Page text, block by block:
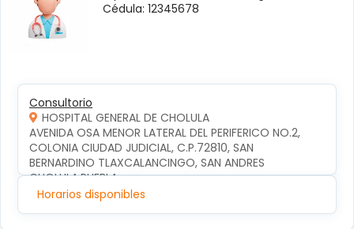
Cédula: 12345678
Consultorio
HOSPITAL GENERAL DE CHOLULA
AVENIDA OSA MENOR LATERAL DEL PERIFERICO NO.2,
COLONIA CIUDAD JUDICIAL, C.P.72810, SAN
BERNARDINO TLAXCALANCINGO, SAN ANDRES
CHOLULA,PUEBLA
Horarios disponibles